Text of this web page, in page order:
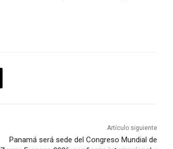
Artículo siguiente
Panamá será sede del Congreso Mundial de